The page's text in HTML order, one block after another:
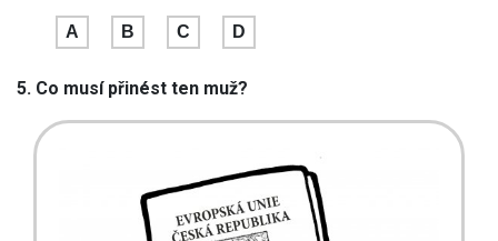
A B C D
5. Co musí přinést ten muž?